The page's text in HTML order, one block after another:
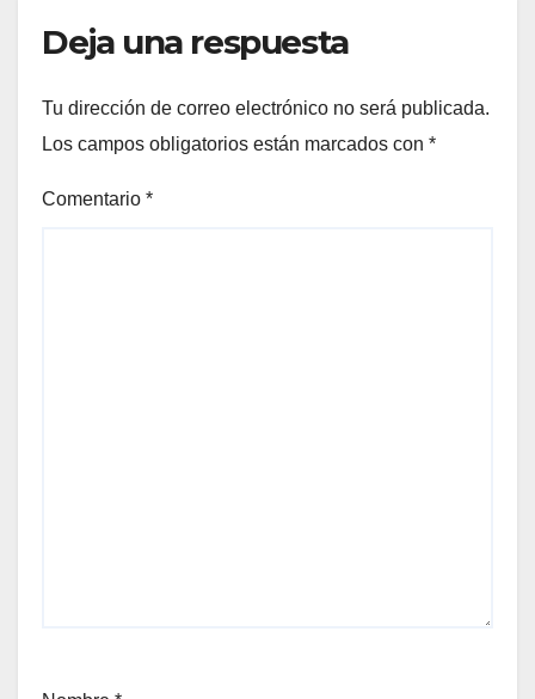
Deja una respuesta
Tu dirección de correo electrónico no será publicada.
Los campos obligatorios están marcados con *
Comentario *